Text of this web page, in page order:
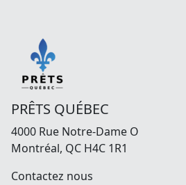
PRÊTS QUÉBEC
4000 Rue Notre-Dame O
Montréal, QC H4C 1R1
Contactez nous